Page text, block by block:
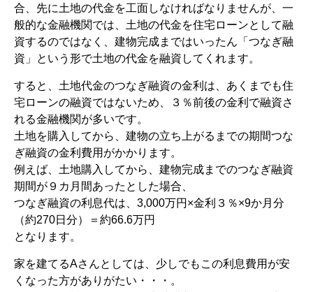
合、先に土地の代金を工面しなければなりませんが、一
般的な金融機関では、土地の代金を住宅ローンとして融
資するのではなく、建物完成まではいったん「つなぎ融
資」という形で土地の代金を融資してくれます。
すると、土地代金のつなぎ融資の金利は、あくまでも住
宅ローンの融資ではないため、３％前後の金利で融資さ
れる金融機関が多いです。
土地を購入してから、建物の立ち上がるまでの期間つな
ぎ融資の金利費用がかかります。
例えば、土地購入してから、建物完成までのつなぎ融資
期間が９カ月間あったとした場合、
つなぎ融資の利息代は、3,000万円×金利３％×9か月分
（約270日分）＝約66.6万円
となります。
家を建てるAさんとしては、少しでもこの利息費用が安
くなった方がありがたい・・・。